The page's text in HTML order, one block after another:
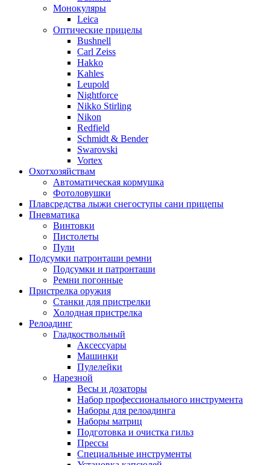
Монокуляры
Leica
Оптические прицелы
Bushnell
Carl Zeiss
Hakko
Kahles
Leupold
Nightforce
Nikko Stirling
Nikon
Redfield
Schmidt & Bender
Swarovski
Vortex
Охотхозяйствам
Автоматическая кормушка
Фотоловушки
Плавсредства лыжи снегоступы сани прицепы
Пневматика
Винтовки
Пистолеты
Пули
Подсумки патронташи ремни
Подсумки и патронташи
Ремни погонные
Пристрелка оружия
Станки для пристрелки
Холодная пристрелка
Релоадинг
Гладкоствольный
Аксессуары
Машинки
Пулелейки
Нарезной
Весы и дозаторы
Набор профессионального инструмента
Наборы для релоадинга
Наборы матриц
Подготовка и очистка гильз
Прессы
Специальные инструменты